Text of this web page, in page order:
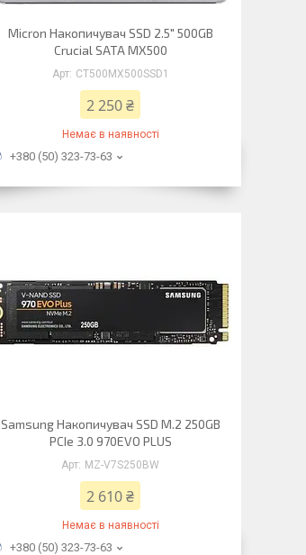
Micron Накопичувач SSD 2.5" 500GB
Crucial SATA MX500
CT500MX500SSD1
2 250 ₴
Немає в наявності
+380 (50) 323-73-63
Samsung Накопичувач SSD M.2 250GB
PCIe 3.0 970EVO PLUS
MZ-V7S250BW
2 610 ₴
Немає в наявності
+380 (50) 323-73-63